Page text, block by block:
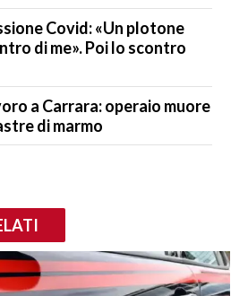
Covid: «Un plotone
di me». Poi lo scontro
a Carrara: operaio muore
di marmo